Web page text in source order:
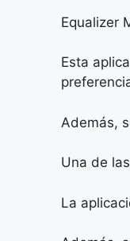
Equalizer
Esta
Además,
Una de
La